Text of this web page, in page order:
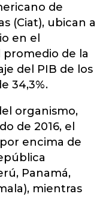
de
(Ciat), ubican a
en el
de la
del PIB de los
34,3%.
organismo,
de 2016, el
encima de
Panamá,
mientras